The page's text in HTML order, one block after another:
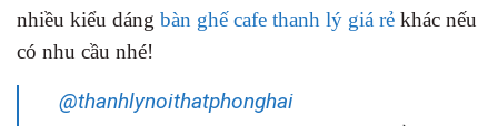
nhiều kiểu dáng bàn ghế cafe thanh lý giá rẻ khác nếu
có nhu cầu nhé!
@thanhlynoithatphonghai